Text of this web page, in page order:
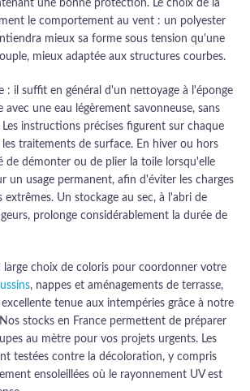
une bonne protection. Le choix de la
le comportement au vent : un polyester
mieux sa forme sous tension qu'une
mieux adaptée aux structures courbes.
: il suffit en général d'un nettoyage à l'éponge
avec une eau légèrement savonneuse, sans
Les instructions précises figurent sur chaque
traitements de surface. En hiver ou hors
de démonter ou de plier la toile lorsqu'elle
un usage permanent, afin d'éviter les charges
extrêmes. Un stockage au sec, à l'abri de
prolonge considérablement la durée de
large choix de coloris pour coordonner votre
, nappes et aménagements de terrasse,
tenue aux intempéries grâce à notre
stocks en France permettent de préparer
au mètre pour vos projets urgents. Les
testées contre la décoloration, y compris
ensoleillées où le rayonnement UV est